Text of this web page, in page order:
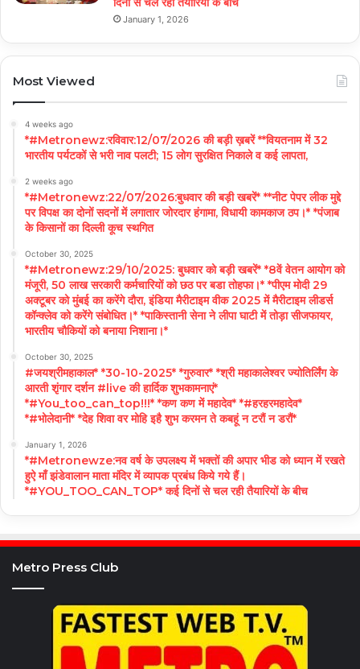
January 1, 2026
Most Viewed
4 weeks ago
*#Metronewz:रविवार:12/07/2026 की बड़ी ख़बरें **वियतनाम में 32
भारतीय पर्यटकों से भरी नाव पलटी; 15 लोग सुरक्षित निकाले व कई लापता,
2 weeks ago
*#Metronewz:22/07/2026:बुधवार की बड़ी खबरें* **नीट पेपर लीक मुद्दे
पर विपक्ष का दोनों सदनों में लगातार जोरदार हंगामा, विधायी कामकाज ठप।* *पंजाब
के किसानों का दिल्ली कूच स्थगित
October 30, 2025
*#Metronewz:29/10/2025: बुधवार को बड़ी खबरें* *8वें वेतन आयोग को
मंजूरी, 50 लाख सरकारी कर्मचारियों को छठ पर बडा तोहफा।* *पीएम मोदी 29
अक्टूबर को मुंबई का करेंगे दौरा, इंडिया मैरीटाइम वीक 2025 में मैरीटाइम लीडर्स
कॉन्क्लेव को करेंगे संबोधित।* *पाकिस्तानी सेना ने लीपा घाटी में तोड़ा सीजफायर,
भारतीय चौकियों को बनाया निशाना।*
October 30, 2025
#जयश्रीमहाकाल* *30-10-2025* *गुरुवार* *श्री महाकालेश्वर ज्योतिर्लिंग के
आरती शृंगार दर्शन #live की हार्दिक शुभकामनाएं*
*#You_too_can_top!!!* *कण कण में महादेव* *#हरहरमहादेव*
*#भोलेदानी* *देह शिवा वर मोहि इहै शुभ करमन ते कबहूं न टरौं न डरौं*
January 1, 2026
*#Metronewze:नव वर्ष के उपलक्ष्य में भक्तों की अपार भीड को ध्यान में रखते
हुऐ माँ झंडेवालान माता मंदिर में व्यापक प्रबंध किये गये हैं।
*#YOU_TOO_CAN_TOP* कई दिनों से चल रही तैयारियों के बीच
Metro Press Club